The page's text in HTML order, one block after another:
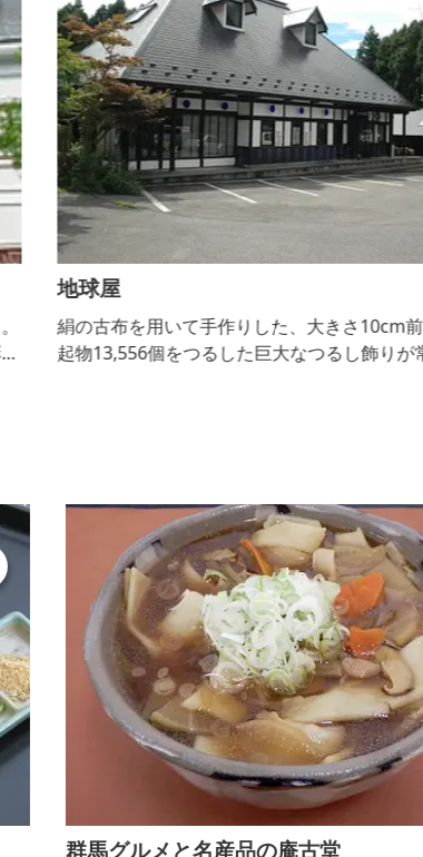
の古布を用いて手作りした、大きさ10cm前後の縁
物13,556個をつるした巨大なつるし飾りが常時展示
群馬グルメと名産品の庵古堂